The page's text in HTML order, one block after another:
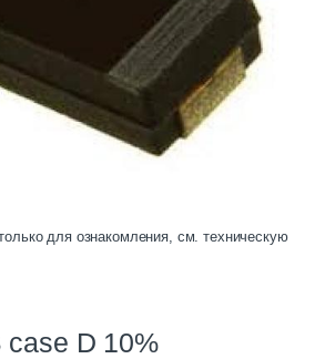
для ознакомления, см. техническую
D 10%